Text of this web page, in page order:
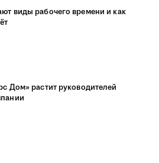
виды рабочего времени и как
Дом» растит руководителей